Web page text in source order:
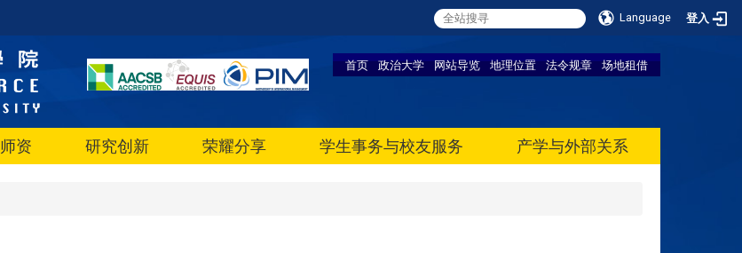
Language 登入
首页 政治大学 网站导览 地理位置 法令规章 场地租借
师资 研究创新 荣耀分享 学生事务与校友服务 产学与外部关系